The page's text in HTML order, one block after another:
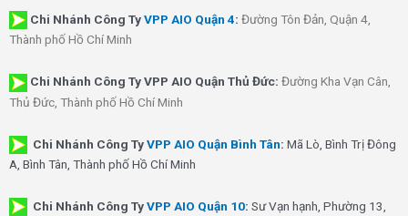
Chi Nhánh Công TyVPP AIO Quận 4: Đường Tôn Đản, Quận 4,
Thành phố Hồ Chí Minh
Chi Nhánh Công Ty VPP AIO Quận Thủ Đức: Đường Kha Vạn Cân,
Thủ Đức, Thành phố Hồ Chí Minh
Chi Nhánh Công TyVPP AIO Quận Bình Tân: Mã Lò, Bình Trị Đông
A, Bình Tân, Thành phố Hồ Chí Minh
Chi Nhánh Công TyVPP AIO Quận 10: Sư Vạn hạnh, Phường 13,